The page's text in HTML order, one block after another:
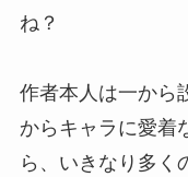
ね？
作者本人は一から
からキャラに愛着
ら、いきなり多く